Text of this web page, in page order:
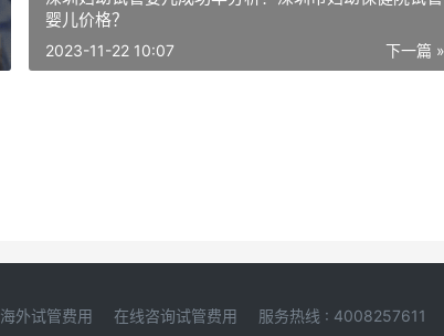
婴儿价格？
下一篇 »
2023-11-22 10:07
海外试管费用 在线咨询试管费用 服务热线 : 4008257611